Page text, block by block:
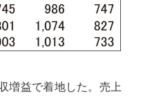
増益で着地した。売上